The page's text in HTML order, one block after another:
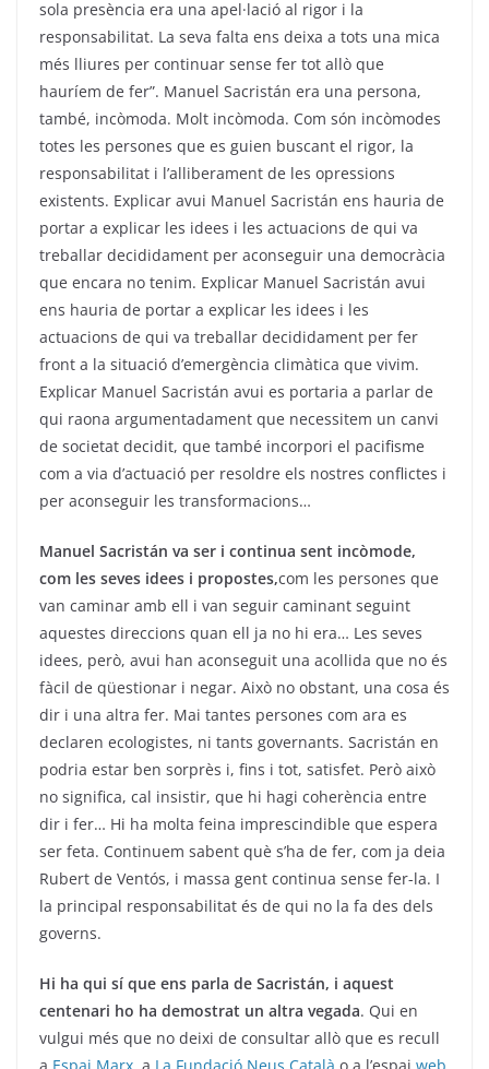
sola presència era una apel·lació al rigor i la
responsabilitat. La seva falta ens deixa a tots una mica
més lliures per continuar sense fer tot allò que
hauríem de fer”. Manuel Sacristán era una persona,
també, incòmoda. Molt incòmoda. Com són incòmodes
totes les persones que es guien buscant el rigor, la
responsabilitat i l’alliberament de les opressions
existents. Explicar avui Manuel Sacristán ens hauria de
portar a explicar les idees i les actuacions de qui va
treballar decididament per aconseguir una democràcia
que encara no tenim. Explicar Manuel Sacristán avui
ens hauria de portar a explicar les idees i les
actuacions de qui va treballar decididament per fer
front a la situació d’emergència climàtica que vivim.
Explicar Manuel Sacristán avui es portaria a parlar de
qui raona argumentadament que necessitem un canvi
de societat decidit, que també incorpori el pacifisme
com a via d’actuació per resoldre els nostres conflictes i
per aconseguir les transformacions…
Manuel Sacristán va ser i continua sent incòmode,
com les seves idees i propostes,com les persones que
van caminar amb ell i van seguir caminant seguint
aquestes direccions quan ell ja no hi era… Les seves
idees, però, avui han aconseguit una acollida que no és
fàcil de qüestionar i negar. Això no obstant, una cosa és
dir i una altra fer. Mai tantes persones com ara es
declaren ecologistes, ni tants governants. Sacristán en
podria estar ben sorprès i, fins i tot, satisfet. Però això
no significa, cal insistir, que hi hagi coherència entre
dir i fer… Hi ha molta feina imprescindible que espera
ser feta. Continuem sabent què s’ha de fer, com ja deia
Rubert de Ventós, i massa gent continua sense fer-la. I
la principal responsabilitat és de qui no la fa des dels
governs.
Hi ha qui sí que ens parla de Sacristán, i aquest
centenari ho ha demostrat un altra vegada. Qui en
vulgui més que no deixi de consultar allò que es recull